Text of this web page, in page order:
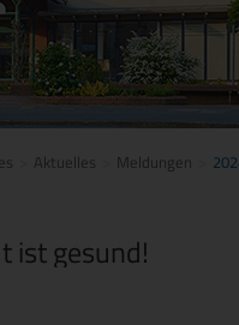
Aktuelles Meldungen
ist gesund!